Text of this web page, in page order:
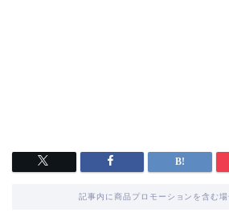
記事内に商品プロモーションを含む